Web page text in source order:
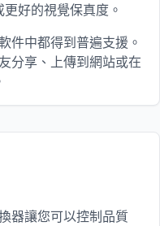
好的視覺保真度。
件中都得到普遍支援。
分享、上傳到網站或在
器讓您可以控制品質